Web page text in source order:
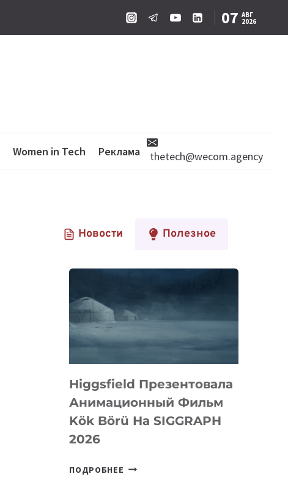
07 АВГ
2026
Women in Tech Реклама thetech@wecom.agency
Новости Полезное
Higgsfield Презентовала
Анимационный Фильм
Kök Börü На SIGGRAPH
2026
ПОДРОБНЕЕ HIGGSFIELD